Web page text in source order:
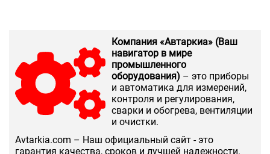
Компания «Автаркиа» (Ваш
навигатор в мире
промышленного
оборудования) – это приборы
и автоматика для измерений,
контроля и регулирования,
сварки и обогрева, вентиляции
и очистки.
Аvtarkia.com – Наш официальный сайт - это
гарантия качества, сроков и лучшей надежности.